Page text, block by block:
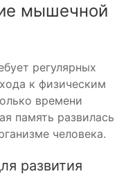
мышечной
регулярных
к физическим
времени
память развилась
человека.
развития